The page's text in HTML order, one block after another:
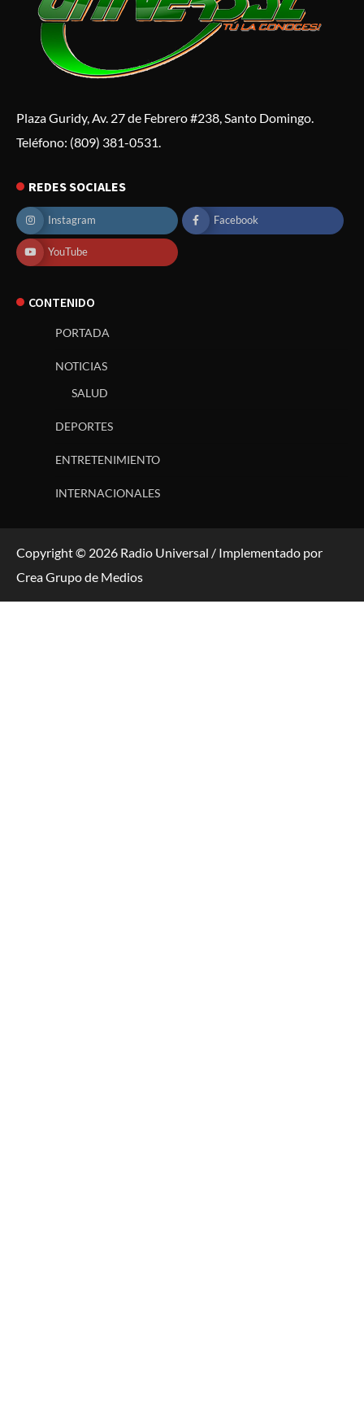
Plaza Guridy, Av. 27 de Febrero #238, Santo Domingo.
Teléfono: (809) 381-0531.
REDES SOCIALES
Instagram Facebook
YouTube
CONTENIDO
PORTADA
NOTICIAS
SALUD
DEPORTES
ENTRETENIMIENTO
INTERNACIONALES
Copyright © 2026 Radio Universal / Implementado por
Crea Grupo de Medios